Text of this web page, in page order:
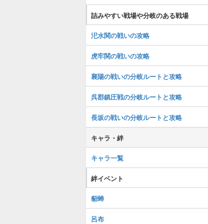
詰みやすい戦場や分岐のある戦場
汜水関の戦いの攻略
虎牢関の戦いの攻略
襄陽の戦いの分岐ルートと攻略
呉郡鎮圧戦の分岐ルートと攻略
長坂の戦いの分岐ルートと攻略
キャラ・絆
キャラ一覧
絆イベント
貂蝉
呂布